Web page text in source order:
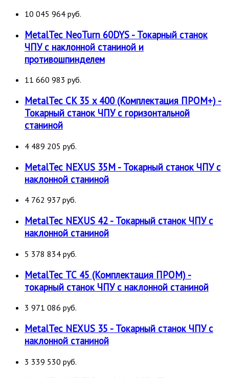
10 045 964 руб.
MetalTec NeoTurn 60DYS - Токарный станок
ЧПУ с наклонной станиной и
противошпинделем
11 660 983 руб.
MetalTec CK 35 x 400 (Комплектация ПРОМ+) -
Токарный станок ЧПУ с горизонтальной
станиной
4 489 205 руб.
MetalTec NEXUS 35M - Токарный станок ЧПУ с
наклонной станиной
4 762 937 руб.
MetalTec NEXUS 42 - Токарный станок ЧПУ с
наклонной станиной
5 378 834 руб.
MetalTec ТС 45 (Комплектация ПРОМ) -
токарный станок ЧПУ с наклонной станиной
3 971 086 руб.
MetalTec NEXUS 35 - Токарный станок ЧПУ с
наклонной станиной
3 339 530 руб.